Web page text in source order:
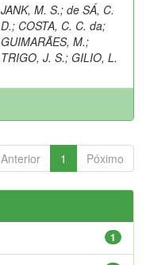
JANK, M. S.; de SÁ, C.
D.; COSTA, C. C. da;
GUIMARÃES, M.;
TRIGO, J. S.; GILIO, L.
Anterior 1 Póximo
1